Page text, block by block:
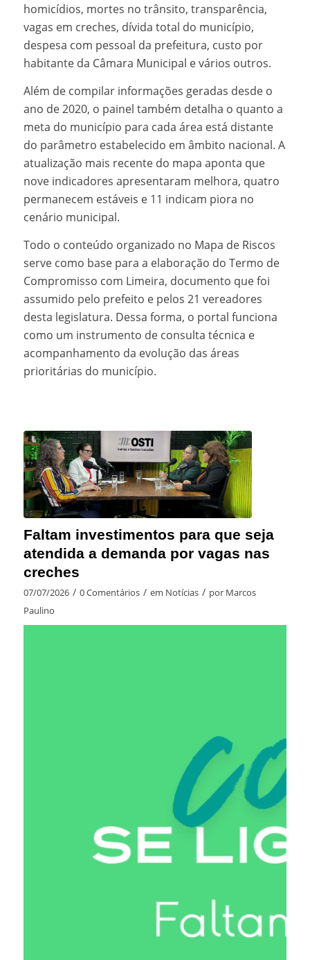
homicídios, mortes no trânsito, transparência,
vagas em creches, dívida total do município,
despesa com pessoal da prefeitura, custo por
habitante da Câmara Municipal e vários outros.
Além de compilar informações geradas desde o
ano de 2020, o painel também detalha o quanto a
meta do município para cada área está distante
do parâmetro estabelecido em âmbito nacional. A
atualização mais recente do mapa aponta que
nove indicadores apresentaram melhora, quatro
permanecem estáveis e 11 indicam piora no
cenário municipal.
Todo o conteúdo organizado no Mapa de Riscos
serve como base para a elaboração do Termo de
Compromisso com Limeira, documento que foi
assumido pelo prefeito e pelos 21 vereadores
desta legislatura. Dessa forma, o portal funciona
como um instrumento de consulta técnica e
acompanhamento da evolução das áreas
prioritárias do município.
Faltam investimentos para que seja
atendida a demanda por vagas nas
creches
07/07/2026 / 0 Comentários / em Notícias / por Marcos
Paulino